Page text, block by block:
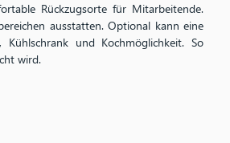
Rückzugsorte für Mitarbeitende.
ausstatten. Optional kann eine
Kühlschrank und Kochmöglichkeit. So
wird.